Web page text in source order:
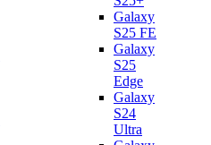
Galaxy
S25 FE
Galaxy
S25
Edge
Galaxy
S24
Ultra